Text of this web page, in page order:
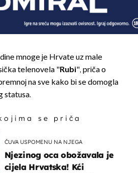
mnoge je Hrvate uz male
telenovela "Rubi", priča o
na sve kako bi se domogla
statusa.
se priča
ČUVA USPOMENU NA NJEGA
Njezinog oca obožavala je
cijela Hrvatska! Kći